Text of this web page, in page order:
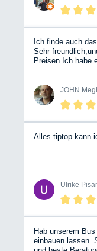
Ich finde auch
Sehr
Preisen.Ich habe
dem nächst TÜV
lassen obwohl ich
Meghrazi Dipl.-
JOHN
Alles tiptop kann
Ulrike
Hab unserem
einbauen lassen.